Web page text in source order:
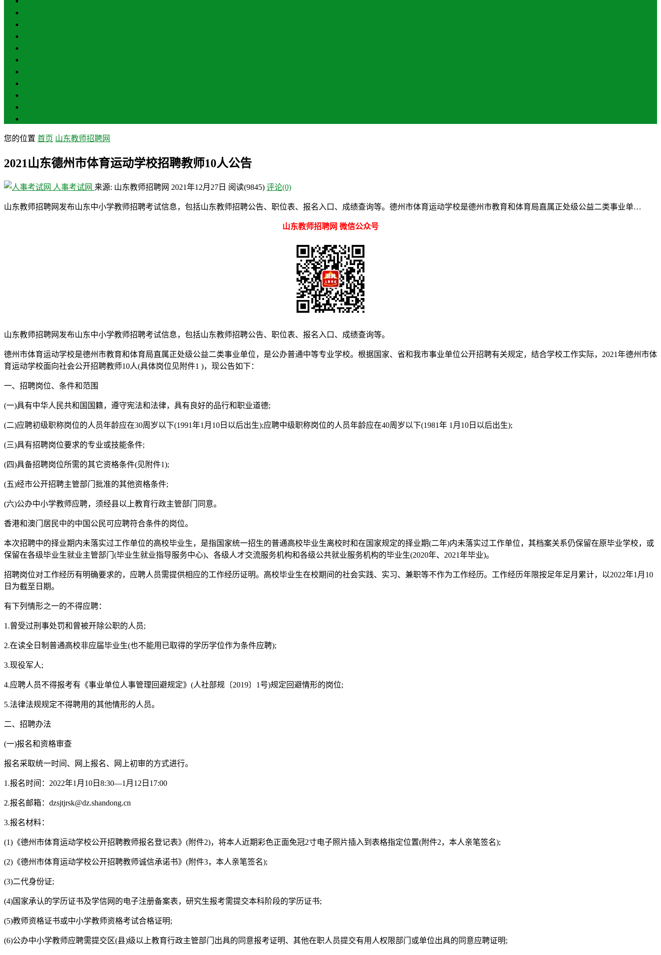
您的位置 首页 山东教师招聘网
2021山东德州市体育运动学校招聘教师10人公告
人事考试网 来源: 山东教师招聘网 2021年12月27日 阅读(9845) 评论(0)
山东教师招聘网发布山东中小学教师招聘考试信息，包括山东教师招聘公告、职位表、报名入口、成绩查询等。德州市体育运动学校是德州市教育和体育局直属正处级公益二类事业单…
山东教师招聘网 微信公众号
山东教师招聘网发布山东中小学教师招聘考试信息，包括山东教师招聘公告、职位表、报名入口、成绩查询等。
德州市体育运动学校是德州市教育和体育局直属正处级公益二类事业单位，是公办普通中等专业学校。根据国家、省和我市事业单位公开招聘有关规定，结合学校工作实际，2021年德州市体
育运动学校面向社会公开招聘教师10人(具体岗位见附件1 )，现公告如下：
一、招聘岗位、条件和范围
(一)具有中华人民共和国国籍，遵守宪法和法律，具有良好的品行和职业道德;
(二)应聘初级职称岗位的人员年龄应在30周岁以下(1991年1月10日以后出生);应聘中级职称岗位的人员年龄应在40周岁以下(1981年 1月10日以后出生);
(三)具有招聘岗位要求的专业或技能条件;
(四)具备招聘岗位所需的其它资格条件(见附件1);
(五)经市公开招聘主管部门批准的其他资格条件;
(六)公办中小学教师应聘，须经县以上教育行政主管部门同意。
香港和澳门居民中的中国公民可应聘符合条件的岗位。
本次招聘中的择业期内未落实过工作单位的高校毕业生，是指国家统一招生的普通高校毕业生离校时和在国家规定的择业期(二年)内未落实过工作单位，其档案关系仍保留在原毕业学校，或
保留在各级毕业生就业主管部门(毕业生就业指导服务中心)、各级人才交流服务机构和各级公共就业服务机构的毕业生(2020年、2021年毕业)。
招聘岗位对工作经历有明确要求的，应聘人员需提供相应的工作经历证明。高校毕业生在校期间的社会实践、实习、兼职等不作为工作经历。工作经历年限按足年足月累计，以2022年1月10
日为截至日期。
有下列情形之一的不得应聘：
1.曾受过刑事处罚和曾被开除公职的人员;
2.在读全日制普通高校非应届毕业生(也不能用已取得的学历学位作为条件应聘);
3.现役军人;
4.应聘人员不得报考有《事业单位人事管理回避规定》(人社部规〔2019〕1号)规定回避情形的岗位;
5.法律法规规定不得聘用的其他情形的人员。
二、招聘办法
(一)报名和资格审查
报名采取统一时间、网上报名、网上初审的方式进行。
1.报名时间：2022年1月10日8:30—1月12日17:00
2.报名邮箱：dzsjtjrsk@dz.shandong.cn
3.报名材料：
(1)《德州市体育运动学校公开招聘教师报名登记表》(附件2)，将本人近期彩色正面免冠2寸电子照片插入到表格指定位置(附件2，本人亲笔签名);
(2)《德州市体育运动学校公开招聘教师诚信承诺书》(附件3，本人亲笔签名);
(3)二代身份证;
(4)国家承认的学历证书及学信网的电子注册备案表，研究生报考需提交本科阶段的学历证书;
(5)教师资格证书或中小学教师资格考试合格证明;
(6)公办中小学教师应聘需提交区(县)级以上教育行政主管部门出具的同意报考证明、其他在职人员提交有用人权限部门或单位出具的同意应聘证明;